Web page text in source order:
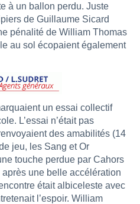
à un ballon perdu. Juste
de Guillaume Sicard
pénalité de William Thomas
au sol écopaient également
un essai collectif
L’essai n’était pas
des amabilités (14
jeu, les Sang et Or
touche perdue par Cahors
une belle accélération
était albiceleste avec
l’espoir. William